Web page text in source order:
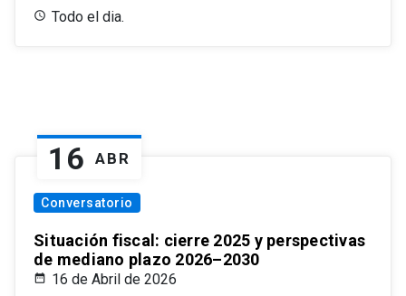
Todo el dia.
16 ABR
Conversatorio
Situación fiscal: cierre 2025 y perspectivas
de mediano plazo 2026–2030
16 de Abril de 2026